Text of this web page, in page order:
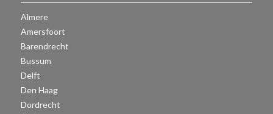
Almere
Amersfoort
Barendrecht
Bussum
Delft
Den Haag
Dordrecht